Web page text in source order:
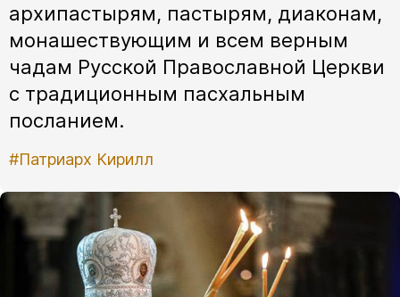
архипастырям, пастырям, диаконам,
монашествующим и всем верным
чадам Русской Православной Церкви
с традиционным пасхальным
посланием.
#Патриарх Кирилл